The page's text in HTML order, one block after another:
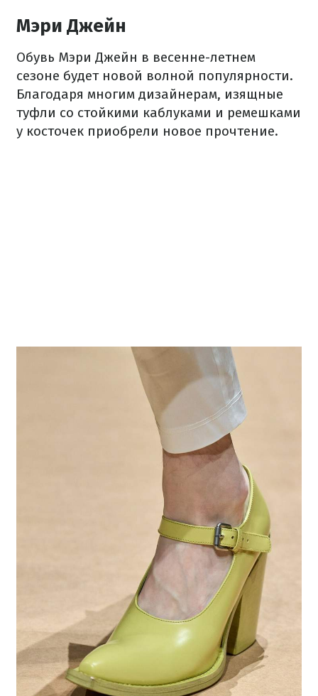
Мэри Джейн
Обувь Мэри Джейн в весенне-летнем
сезоне будет новой волной популярности.
Благодаря многим дизайнерам, изящные
туфли со стойкими каблуками и ремешками
у косточек приобрели новое прочтение.